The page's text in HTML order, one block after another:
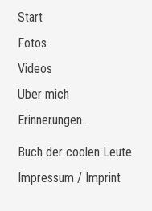
Start
Fotos
Videos
Über mich
Erinnerungen…
Buch der coolen Leute
Impressum / Imprint